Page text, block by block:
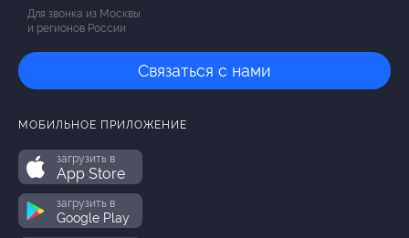
Для звонка из Москвы
и регионов России
Связаться с нами
МОБИЛЬНОЕ ПРИЛОЖЕНИЕ
загрузить в
App Store
загрузить в
Google Play